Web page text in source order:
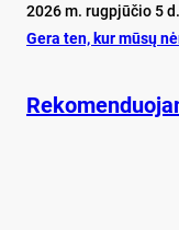
2026 m. rugpjūčio 5 d.
Ge­ra ten, kur mū­sų